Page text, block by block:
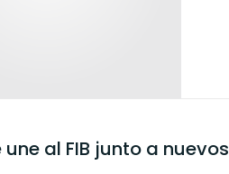
al FIB junto a nuevos